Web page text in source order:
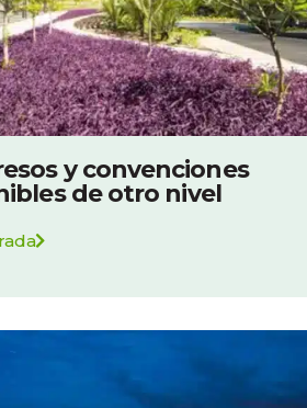
y convenciones
de otro nivel